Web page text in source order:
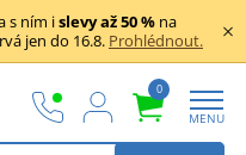
s ním islevy až 50 % na
jen do 16.8. Prohlédnout.
0
MENU